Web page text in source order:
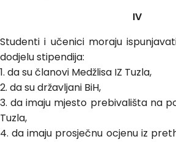
IV
Studenti i učenici moraju
dodjelu stipendija:
1. da su članovi Medžlisa IZ Tuzla,
2. da su državljani BiH,
3. da imaju mjesto prebivališta na
Tuzla,
4. da imaju prosječnu ocjenu iz